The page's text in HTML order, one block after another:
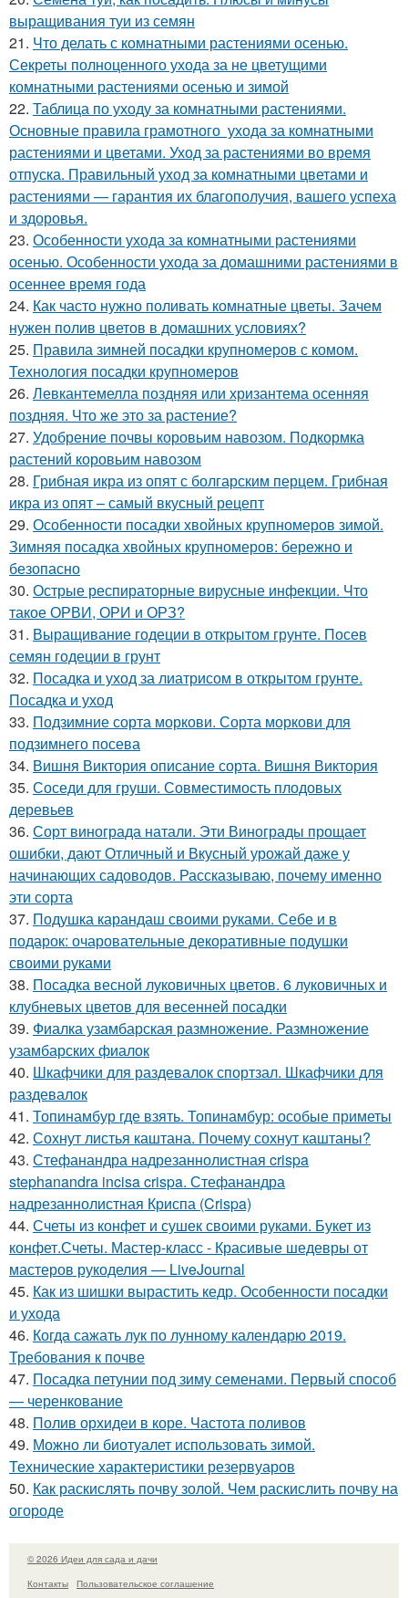
выращивания туи из семян
21. Что делать с комнатными растениями осенью.
Секреты полноценного ухода за не цветущими
комнатными растениями осенью и зимой
22. Таблица по уходу за комнатными растениями.
Основные правила грамотного ухода за комнатными
растениями и цветами. Уход за растениями во время
отпуска. Правильный уход за комнатными цветами и
растениями — гарантия их благополучия, вашего успеха
и здоровья.
23. Особенности ухода за комнатными растениями
осенью. Особенности ухода за домашними растениями в
осеннее время года
24. Как часто нужно поливать комнатные цветы. Зачем
нужен полив цветов в домашних условиях?
25. Правила зимней посадки крупномеров с комом.
Технология посадки крупномеров
26. Левкантемелла поздняя или хризантема осенняя
поздняя. Что же это за растение?
27. Удобрение почвы коровьим навозом. Подкормка
растений коровьим навозом
28. Грибная икра из опят с болгарским перцем. Грибная
икра из опят – самый вкусный рецепт
29. Особенности посадки хвойных крупномеров зимой.
Зимняя посадка хвойных крупномеров: бережно и
безопасно
30. Острые респираторные вирусные инфекции. Что
такое ОРВИ, ОРИ и ОРЗ?
31. Выращивание годеции в открытом грунте. Посев
семян годеции в грунт
32. Посадка и уход за лиатрисом в открытом грунте.
Посадка и уход
33. Подзимние сорта моркови. Сорта моркови для
подзимнего посева
34. Вишня Виктория описание сорта. Вишня Виктория
35. Соседи для груши. Совместимость плодовых
деревьев
36. Сорт винограда натали. Эти Винограды прощает
ошибки, дают Отличный и Вкусный урожай даже у
начинающих садоводов. Рассказываю, почему именно
эти сорта
37. Подушка карандаш своими руками. Себе и в
подарок: очаровательные декоративные подушки
своими руками
38. Посадка весной луковичных цветов. 6 луковичных и
клубневых цветов для весенней посадки
39. Фиалка узамбарская размножение. Размножение
узамбарских фиалок
40. Шкафчики для раздевалок спортзал. Шкафчики для
раздевалок
41. Топинамбур где взять. Топинамбур: особые приметы
42. Сохнут листья каштана. Почему сохнут каштаны?
43. Стефанандра надрезаннолистная crispa
stephanandra incisa crispa. Стефанандра
надрезаннолистная Криспа (Crispa)
44. Счеты из конфет и сушек своими руками. Букет из
конфет.Счеты. Мастер-класс - Красивые шедевры от
мастеров рукоделия — LiveJournal
45. Как из шишки вырастить кедр. Особенности посадки
и ухода
46. Когда сажать лук по лунному календарю 2019.
Требования к почве
47. Посадка петунии под зиму семенами. Первый способ
— черенкование
48. Полив орхидеи в коре. Частота поливов
49. Можно ли биотуалет использовать зимой.
Технические характеристики резервуаров
50. Как раскислять почву золой. Чем раскислить почву на
огороде
© 2026 Идеи для сада и дачи
Контакты
Пользовательское соглашение